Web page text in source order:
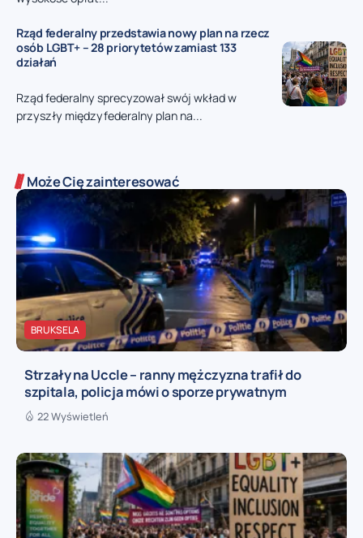
Rząd federalny przedstawia nowy plan na rzecz
osób LGBT+ – 28 priorytetów zamiast 133
działań
Rząd federalny sprecyzował swój wkład w
przyszły międzyfederalny plan na...
Może Cię zainteresować
BRUKSELA
Strzały na Uccle – ranny mężczyzna trafił do
szpitala, policja mówi o sporze prywatnym
22 Wyświetleń